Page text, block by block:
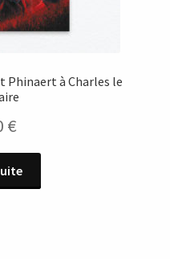
Phinaert à Charles le
€